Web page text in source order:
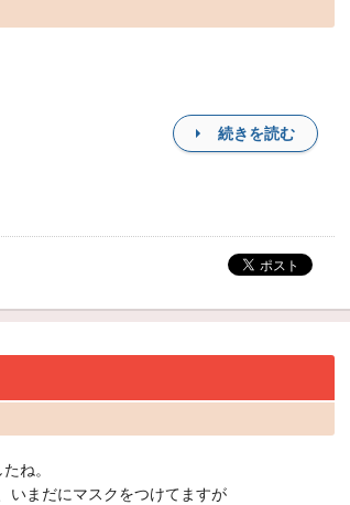
続きを読む
ね。
いまだにマスクをつけてますが